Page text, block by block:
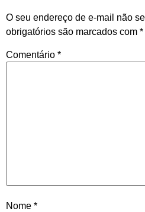
O seu endereço de e-mail não
obrigatórios são marcados com *
Comentário *
Nome *